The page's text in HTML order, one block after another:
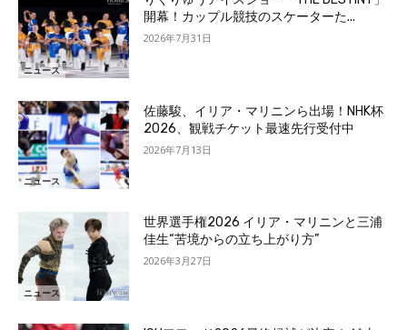
ニュース
開幕！カップル競技のスケーターた...
2026年7月31日
ニュース
佐藤駿、イリア・マリニンら出場！NHK杯
2026、観戦チケット最速先行受付中
2026年7月13日
ニュース
世界選手権2026 イリア・マリニンと三浦
佳生“苦境からの立ち上がり方”
2026年3月27日